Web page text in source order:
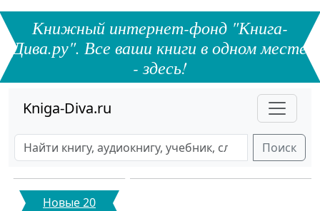
Книжный интернет-фонд "Книга-
Дива.ру". Все ваши книги в одном месте
- здесь!
Kniga-Diva.ru
Поиск
Новые 20